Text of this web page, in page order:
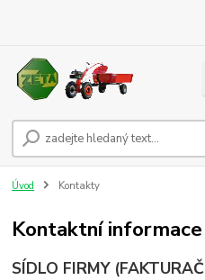
Úvod Kontakty
Kontaktní informace
SÍDLO FIRMY